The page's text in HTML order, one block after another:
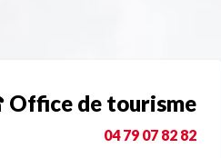
de tourisme
04 79 07 82 82